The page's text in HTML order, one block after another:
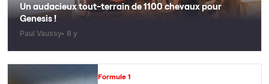
Un audacieux tout-terrain de 1100 chevaux pour
Genesis !
Paul Vaussy 8 y
Formule 1